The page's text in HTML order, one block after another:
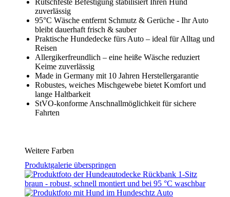
Rutschfeste Befestigung stabilisiert Ihren Hund
zuverlässig
95°C Wäsche entfernt Schmutz & Gerüche - Ihr Auto
bleibt dauerhaft frisch & sauber
Praktische Hundedecke fürs Auto – ideal für Alltag und
Reisen
Allergikerfreundlich – eine heiße Wäsche reduziert
Keime zuverlässig
Made in Germany mit 10 Jahren Herstellergarantie
Robustes, weiches Mischgewebe bietet Komfort und
lange Haltbarkeit
StVO-konforme Anschnallmöglichkeit für sichere
Fahrten
Weitere Farben
Produktgalerie überspringen